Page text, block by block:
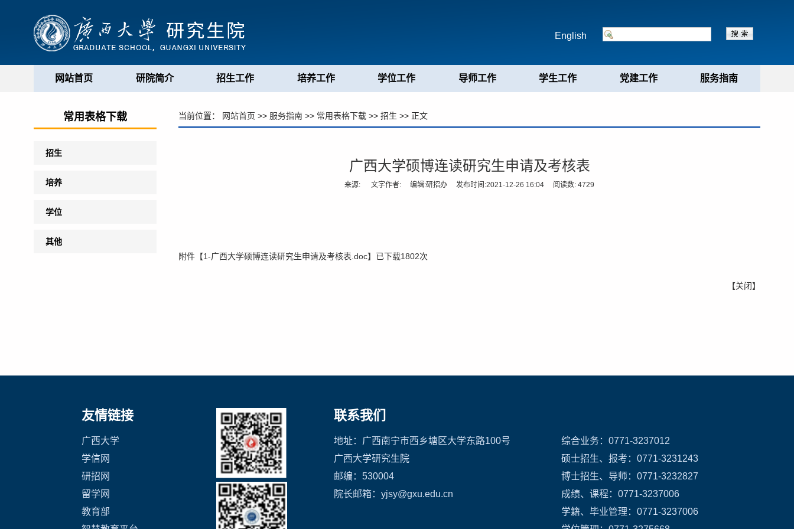
English
网站首页 研院简介 招生工作 培养工作 学位工作 导师工作 学生工作 党建工作 服务指南
常用表格下载
招生
培养
学位
其他
当前位置： 网站首页 >> 服务指南 >> 常用表格下载 >> 招生 >> 正文
广西大学硕博连读研究生申请及考核表
来源: 文字作者: 编辑:研招办 发布时间:2021-12-26 16:04 阅读数: 4729
附件【1-广西大学硕博连读研究生申请及考核表.doc】已下载1802次
【关闭】
友情链接
广西大学
学信网
研招网
留学网
教育部
联系我们
地址：广西南宁市西乡塘区大学东路100号
广西大学研究生院
邮编：530004
院长邮箱：yjsy@gxu.edu.cn
综合业务：0771-3237012
硕士招生、报考：0771-3231243
博士招生、导师：0771-3232827
成绩、课程：0771-3237006
学籍、毕业管理：0771-3237006